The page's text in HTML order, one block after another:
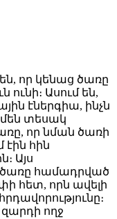
որ կենաց ծառը
Ասում են,
էներգիա, ինչն
տեսակ
որ նման ծառի
հին
Այս
համադրված
հետ, որն ավելի
զարդի ողջ